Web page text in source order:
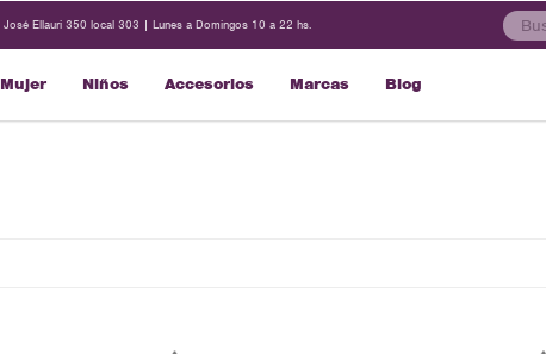
Mujer Niños Accesorios Marcas Blog
José Ellauri 350 local 303 | Lunes a Domingos 10 a 22 hs.